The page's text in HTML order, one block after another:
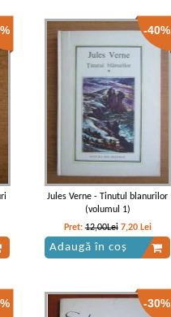
-40%
Jules Verne - Tinutul blanurilor
(volumul 1)
Pret:12,00Lei 7,20 Lei
Adaugă în coș
-30%